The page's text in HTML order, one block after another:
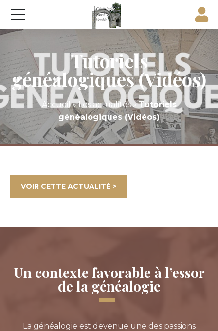
Tutoriels
généalogiques (Vidéos)
Accueil»Les actualités»Tutoriels
généalogiques (Vidéos)
VOIR CETTE ACTUALITÉ >
Un contexte favorable à l’essor
de la généalogie
La généalogie est devenue une des passions